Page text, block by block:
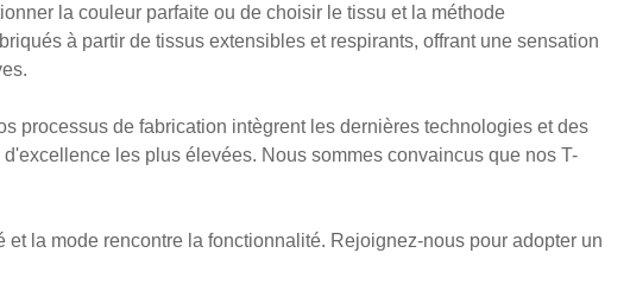
la couleur parfaite ou de choisir le tissu et la méthode
à partir de tissus extensibles et respirants, offrant une sensation
processus de fabrication intègrent les dernières technologies et des
les plus élevées. Nous sommes convaincus que nos T-
la mode rencontre la fonctionnalité. Rejoignez-nous pour adopter un